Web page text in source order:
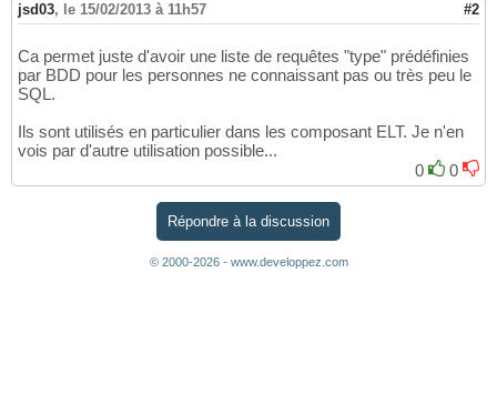
jsd03, le 15/02/2013 à 11h57 #2
Ca permet juste d'avoir une liste de requêtes "type" prédéfinies
par BDD pour les personnes ne connaissant pas ou très peu le
SQL.
Ils sont utilisés en particulier dans les composant ELT. Je n'en
vois par d'autre utilisation possible...
0
0
Répondre à la discussion
© 2000-2026 - www.developpez.com